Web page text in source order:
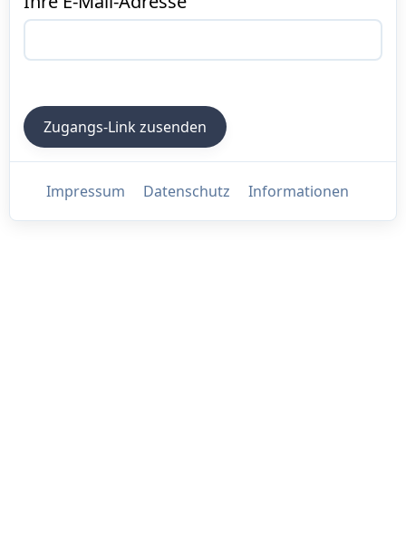
Impressum Datenschutz Informationen